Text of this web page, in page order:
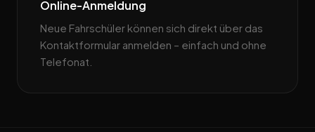
Online-Anmeldung
Neue Fahrschüler können sich direkt über das
Kontaktformular anmelden – einfach und ohne
Telefonat.